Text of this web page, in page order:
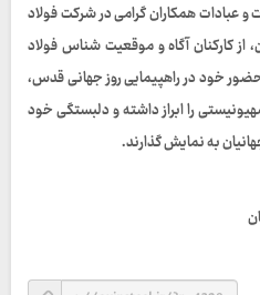
عبادات همکاران گرامی در شرکت فولاد
کارکنان آگاه و موقعیت شناس فولاد
خود در راهپیمایی روز جهانی قدس،
را ابراز داشته و دلبستگی خود
به نمایش گذارند.